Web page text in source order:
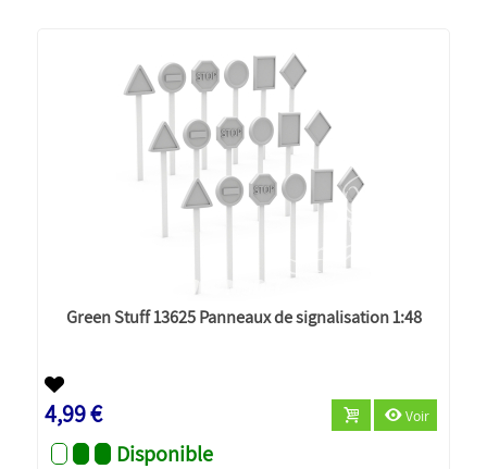
Green Stuff 13625 Panneaux de signalisation 1:48
4,99 € Voir
Disponible